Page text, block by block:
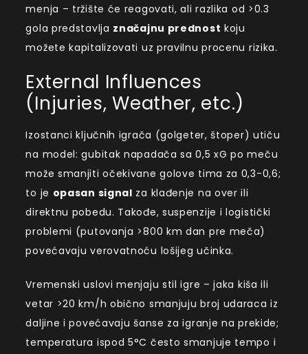
menja – tržište će reagovati, ali razlika od >0.3
gola predstavlja značajnu prednost koju
možete kapitalizovati uz pravilnu procenu rizika.
External Influences
(Injuries, Weather, etc.)
Izostanci ključnih igrača (golgeter, štoper) utiču
na model: gubitak napadača sa 0,5 xG po meču
može smanjiti očekivane golove tima za 0,3-0,6;
to je opasan signal za klađenje na over ili
direktnu pobedu. Takođe, suspenzije i logistički
problemi (putovanja >800 km dan pre meča)
povećavaju verovatnoću lošijeg učinka.
Vremenski uslovi menjaju stil igre – jaka kiša ili
vetar >20 km/h obično smanjuju broj udaraca iz
daljine i povećavaju šanse za igranje na prekide;
temperatura ispod 5°C često smanjuje tempo i